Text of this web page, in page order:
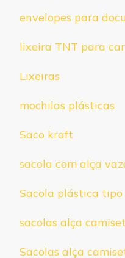
envelopes para
lixeira TNT para
Lixeiras
mochilas plásticas
Saco kraft
sacola com alça
Sacola plástica tipo
sacolas alça
Sacolas alça